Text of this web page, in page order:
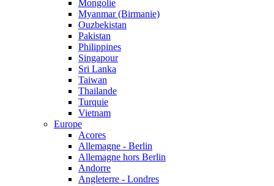
Mongolie
Myanmar (Birmanie)
Ouzbekistan
Pakistan
Philippines
Singapour
Sri Lanka
Taiwan
Thailande
Turquie
Vietnam
Europe
Acores
Allemagne - Berlin
Allemagne hors Berlin
Andorre
Angleterre - Londres